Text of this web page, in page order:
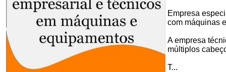
Empresa
com máquinas
A empresa
múltiplos
T...